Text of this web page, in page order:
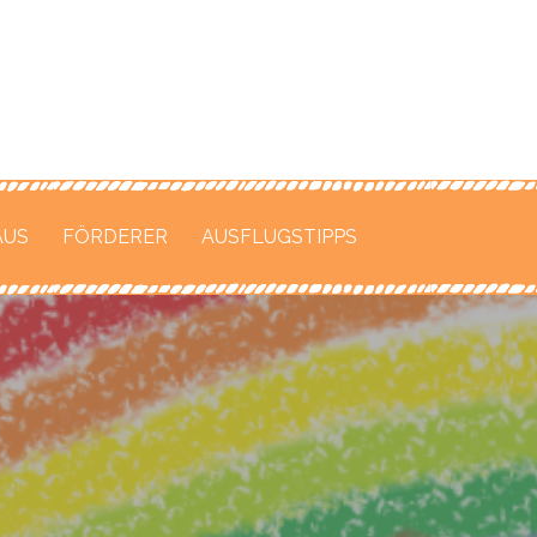
Straße
FÖRDERER AUSFLUGSTIPPS